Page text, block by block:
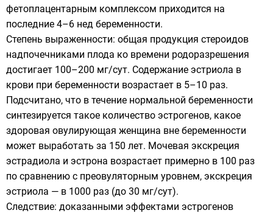
фетоплацентарным комплексом приходится на
последние 4–6 нед беременности.
Степень выраженности: общая продукция стероидов
надпочечниками плода ко времени родоразрешения
достигает 100–200 мг/сут. Содержание эстриола в
крови при беременности возрастает в 5–10 раз.
Подсчитано, что в течение нормальной беременности
синтезируется такое количество эстрогенов, какое
здоровая овулирующая женщина вне беременности
может выработать за 150 лет. Мочевая экскреция
эстрадиола и эстрона возрастает примерно в 100 раз
по сравнению с преовуляторным уровнем, экскреция
эстриола — в 1000 раз (до 30 мг/сут).
Следствие: доказанными эффектами эстрогенов